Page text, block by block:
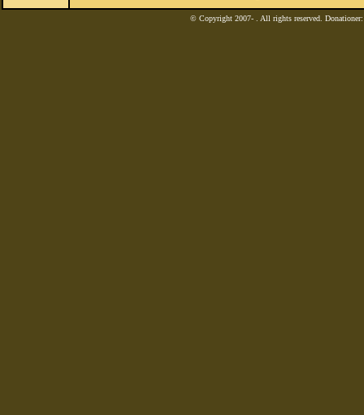
© Copyright 2007- . All rights reserved.